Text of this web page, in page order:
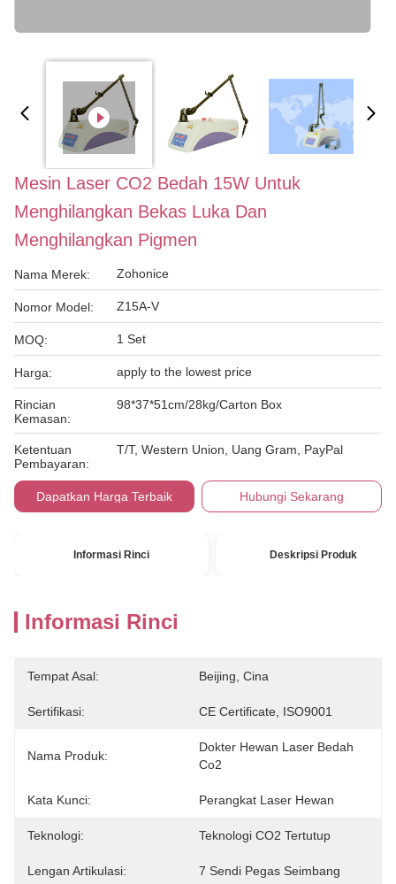
Mesin Laser CO2 Bedah 15W Untuk
Menghilangkan Bekas Luka Dan
Menghilangkan Pigmen
Nama Merek: Zohonice
Nomor Model: Z15A-V
MOQ: 1 Set
Harga: apply to the lowest price
Rincian
Kemasan:
98*37*51cm/28kg/Carton Box
Ketentuan
Pembayaran:
T/T, Western Union, Uang Gram, PayPal
Dapatkan Harga Terbaik Hubungi Sekarang
Informasi Rinci Deskripsi Produk
Informasi Rinci
Tempat Asal: Beijing, Cina
Sertifikasi: CE Certificate, ISO9001
Nama Produk:
Dokter Hewan Laser Bedah
Co2
Kata Kunci: Perangkat Laser Hewan
Teknologi: Teknologi CO2 Tertutup
Lengan Artikulasi: 7 Sendi Pegas Seimbang